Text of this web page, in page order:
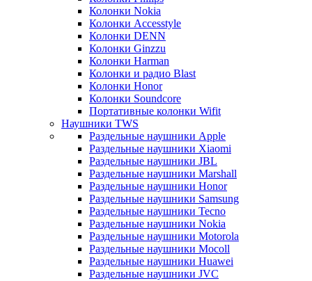
Колонки Nokia
Колонки Accesstyle
Колонки DENN
Колонки Ginzzu
Колонки Harman
Колонки и радио Blast
Колонки Honor
Колонки Soundcore
Портативные колонки Wifit
Наушники TWS
Раздельные наушники Apple
Раздельные наушники Xiaomi
Раздельные наушники JBL
Раздельные наушники Marshall
Раздельные наушники Honor
Раздельные наушники Samsung
Раздельные наушники Tecno
Раздельные наушники Nokia
Раздельные наушники Motorola
Раздельные наушники Mocoll
Раздельные наушники Huawei
Раздельные наушники JVC